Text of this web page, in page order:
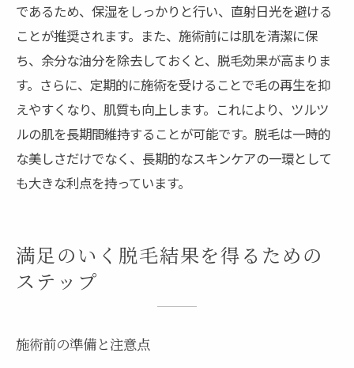
であるため、保湿をしっかりと行い、直射日光を避ける
ことが推奨されます。また、施術前には肌を清潔に保
ち、余分な油分を除去しておくと、脱毛効果が高まりま
す。さらに、定期的に施術を受けることで毛の再生を抑
えやすくなり、肌質も向上します。これにより、ツルツ
ルの肌を長期間維持することが可能です。脱毛は一時的
な美しさだけでなく、長期的なスキンケアの一環として
も大きな利点を持っています。
満足のいく脱毛結果を得るための
ステップ
施術前の準備と注意点